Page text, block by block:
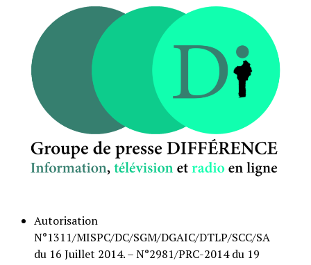
Autorisation
N°1311/MISPC/DC/SGM/DGAIC/DTLP/SCC/SA
du 16 Juillet 2014. – N°2981/PRC-2014 du 19